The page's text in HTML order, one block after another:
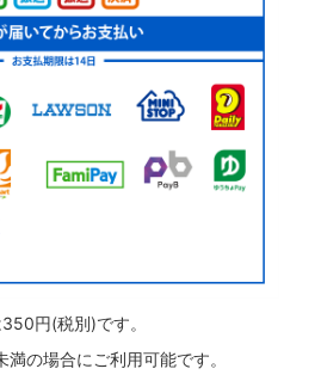
円(税別)です。
の場合にご利用可能です。